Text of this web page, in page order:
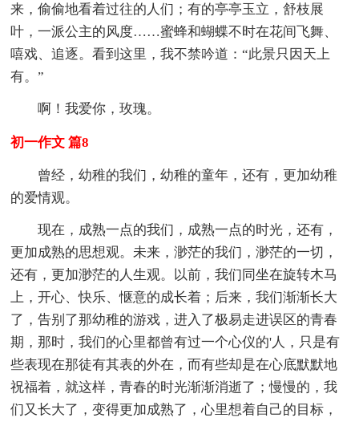
来，偷偷地看着过往的人们；有的亭亭玉立，舒枝展
叶，一派公主的风度……蜜蜂和蝴蝶不时在花间飞舞、
嘻戏、追逐。看到这里，我不禁吟道：“此景只因天上
有。”
啊！我爱你，玫瑰。
初一作文 篇8
曾经，幼稚的我们，幼稚的童年，还有，更加幼稚
的爱情观。
现在，成熟一点的我们，成熟一点的时光，还有，
更加成熟的思想观。未来，渺茫的我们，渺茫的一切，
还有，更加渺茫的人生观。以前，我们同坐在旋转木马
上，开心、快乐、惬意的成长着；后来，我们渐渐长大
了，告别了那幼稚的游戏，进入了极易走进误区的青春
期，那时，我们的心里都曾有过一个心仪的'人，只是有
些表现在那徒有其表的外在，而有些却是在心底默默地
祝福着，就这样，青春的时光渐渐消逝了；慢慢的，我
们又长大了，变得更加成熟了，心里想着自己的目标，